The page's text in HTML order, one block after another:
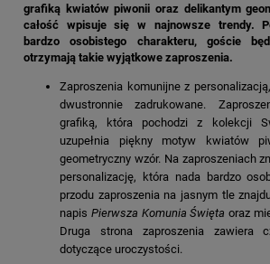
grafiką kwiatów piwonii oraz delikantym
całość wpisuje się w najnowsze trendy.
bardzo osobistego charakteru, goście
otrzymają takie wyjątkowe zaproszenia.
Zaproszenia komunijne z
dwustronnie zadrukowane.
grafiką, która pochodzi z kolekcji
uzupełnia piękny motyw kwiatów
geometryczny wzór. Na zaproszeniach
personalizację, która nada bardzo
przodu zaproszenia na jasnym tle
napis Pierwsza Komunia Święta oraz
Druga strona zaproszenia zawiera
dotyczące uroczystości.